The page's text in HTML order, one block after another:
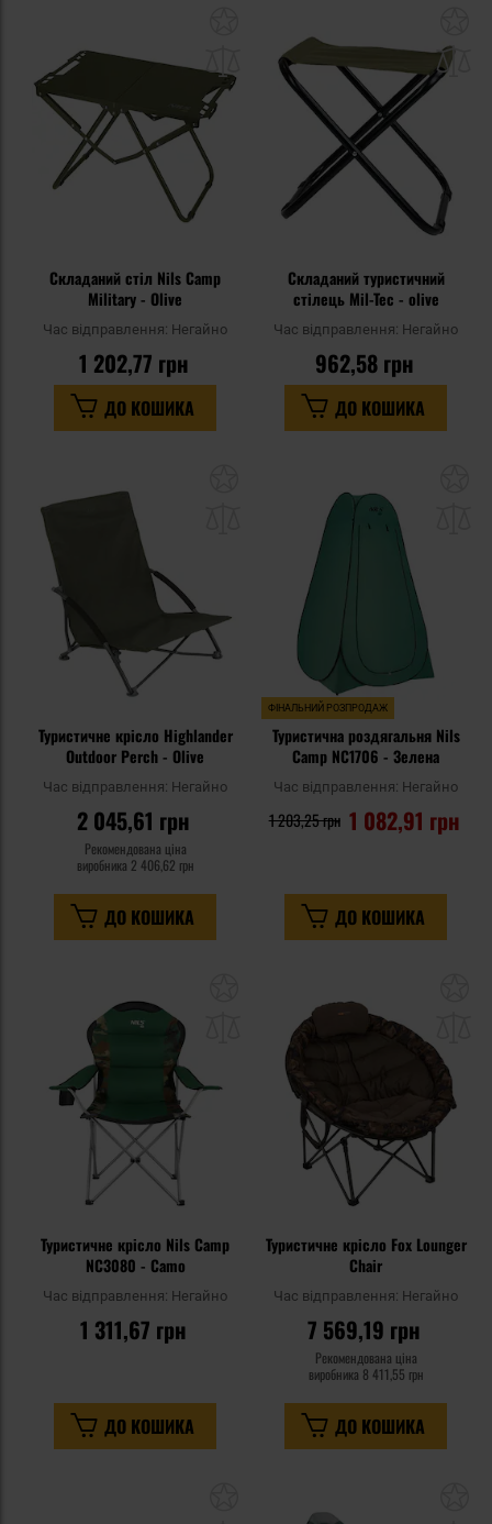
списку
уподобань
Складаний стіл Nils Camp
Military - Olive
Час відправлення: Негайно
1 202,77 грн
ДО КОШИКА
Складаний туристичний
стілець Mil-Tec - olive
Час відправлення: Негайно
962,58 грн
ДО КОШИКА
уподобань
Туристичне крісло Highlander
Outdoor Perch - Olive
Час відправлення: Негайно
2 045,61 грн
Рекомендована ціна
виробника 2 406,62 грн
ДО КОШИКА
ФІНАЛЬНИЙ РОЗПРОДАЖ
Туристична роздягальня Nils
Camp NC1706 - Зелена
Час відправлення: Негайно
1 082,91 грн
1 203,25 грн
ДО КОШИКА
списку
уподобань
Туристичне крісло Nils Camp
NC3080 - Camo
Час відправлення: Негайно
1 311,67 грн
ДО КОШИКА
Туристичне крісло Fox Lounger
Chair
Час відправлення: Негайно
7 569,19 грн
Рекомендована ціна
виробника 8 411,55 грн
ДО КОШИКА